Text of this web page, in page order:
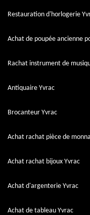
Restauration d'horlogerie
Achat de poupée ancienne
Rachat instrument de
Antiquaire Yvrac
Brocanteur Yvrac
Achat rachat pièce de
Achat rachat bijoux Yvrac
Achat d'argenterie Yvrac
Achat de tableau Yvrac